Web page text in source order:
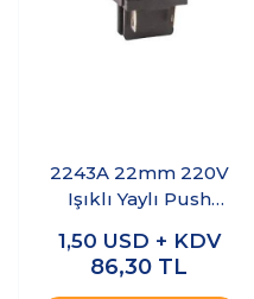
2243A 22mm 220V
Işıklı Yaylı Push
1,50 USD + KDV
86,30 TL